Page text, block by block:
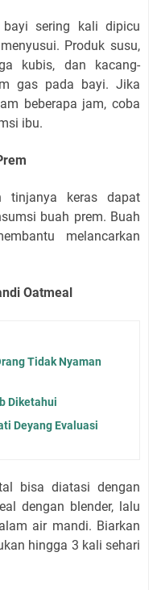
sering kali dipicu
Produk susu,
kubis, dan kacang-
gas pada bayi. Jika
beberapa jam, coba
ibu.
tinjanya keras dapat
buah prem. Buah
melancarkan
Oatmeal
Tidak Nyaman
Diketahui
Deyang Evaluasi
bisa diatasi dengan
dengan blender, lalu
air mandi. Biarkan
hingga 3 kali sehari